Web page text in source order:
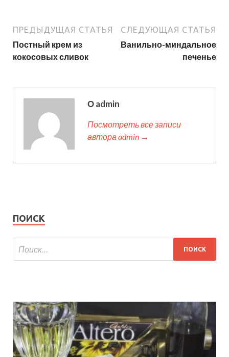
ПРЕДЫДУЩАЯ СТАТЬЯ
Постный крем из
кокосовых сливок
СЛЕДУЮЩАЯ СТАТЬЯ
Ванильно-миндальное
печенье
О admin
Посмотреть все записи
автора admin →
ПОИСК